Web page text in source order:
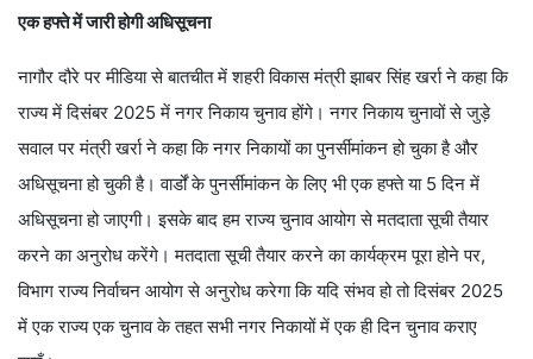
एक हफ्ते में जारी होगी अधिसूचना
नागौर दौरे पर मीडिया से बातचीत में शहरी विकास मंत्री झाबर सिंह खर्रा ने कहा कि
राज्य में दिसंबर 2025 में नगर निकाय चुनाव होंगे। नगर निकाय चुनावों से जुड़े
सवाल पर मंत्री खर्रा ने कहा कि नगर निकायों का पुनर्सीमांकन हो चुका है और
अधिसूचना हो चुकी है। वार्डों के पुनर्सीमांकन के लिए भी एक हफ्ते या 5 दिन में
अधिसूचना हो जाएगी। इसके बाद हम राज्य चुनाव आयोग से मतदाता सूची तैयार
करने का अनुरोध करेंगे। मतदाता सूची तैयार करने का कार्यक्रम पूरा होने पर,
विभाग राज्य निर्वाचन आयोग से अनुरोध करेगा कि यदि संभव हो तो दिसंबर 2025
में एक राज्य एक चुनाव के तहत सभी नगर निकायों में एक ही दिन चुनाव कराए